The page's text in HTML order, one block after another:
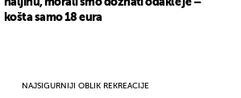
haljinu, morali smo doznati odakle je –
košta samo 18 eura
NAJSIGURNIJI OBLIK REKREACIJE